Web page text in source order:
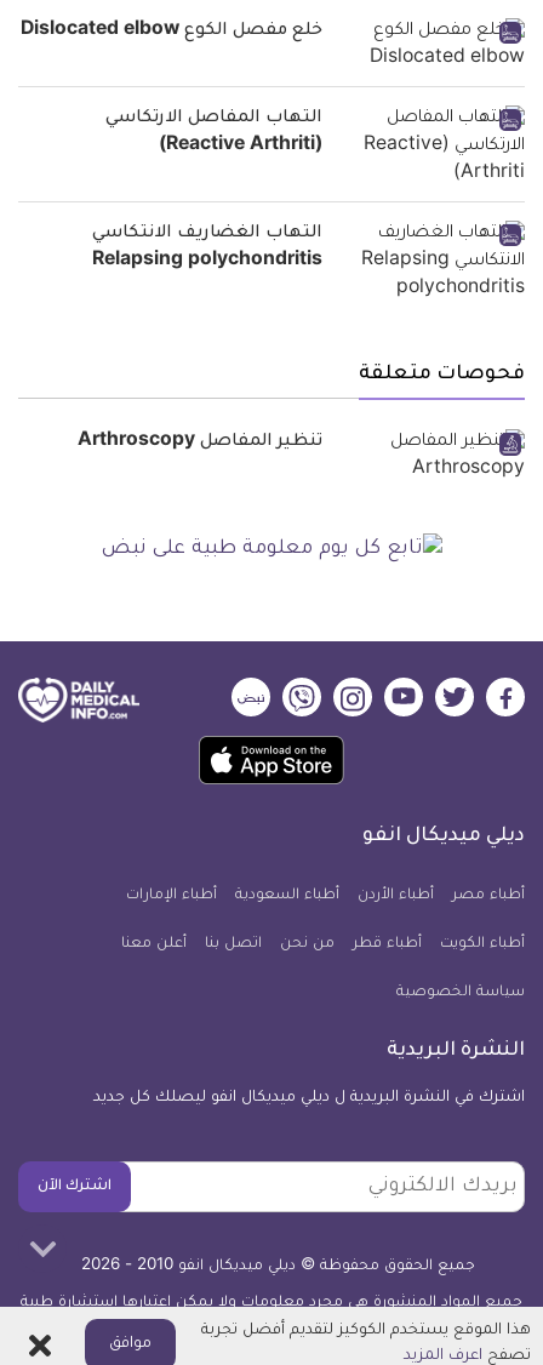
خلع مفصل الكوع Dislocated elbow
التهاب المفاصل الارتكاسي
(Reactive Arthriti)
التهاب الغضاريف الانتكاسي
Relapsing polychondritis
فحوصات متعلقة
تنظير المفاصل Arthroscopy
ديلي
فيسبوك
ديلي
تويتر
ديلي
ميديكال
يوتيوب
ديلي
ميديكال
انفو
ديلي
ميديكال
انفو
ديلي
ميديكال
انفو
حمل
تطبيق
معلومة
للآيفون
ديلي ميديكال انفو
أطباء مصر أطباء الأردن أطباء السعودية أطباء الإمارات
أطباء الكويت أطباء قطر من نحن اتصل بنا أعلن معنا
سياسة الخصوصية
النشرة البريدية
اشترك في النشرة البريدية ل ديلي ميديكال انفو ليصلك كل جديد
بريدك
الالكتروني
اشترك الآن
جميع الحقوق محفوظة © ديلي ميديكال انفو 2010 - 2026
جميع المواد المنشورة هي مجرد معلومات ولا يمكن اعتبارها استشارة طبية
أو توصية علاجية - اعرف المزيد
هذا الموقع يستخدم الكوكيز لتقديم أفضل تجربة
تصفح اعرف المزيد
موافق اغلاق